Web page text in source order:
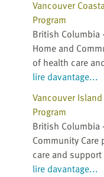
Vancouver
Program
British Columbia
Home and
of health care
lire davantage...
Vancouver
Program
British Columbia
Community
care and
lire davantage...